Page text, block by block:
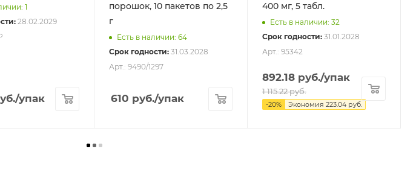
1
28.02.2029
/упак
порошок, 10 пакетов по 2,5
г
Есть в наличии: 64
Срок годности: 31.03.2028
Арт.: 9490/1297
610 руб./упак
400 мг, 5 табл.
Есть в наличии: 32
Срок годности: 31.01.2028
Арт.: 95342
892.18 руб./упак
1 115.22руб.
-20% Экономия 223.04 руб.